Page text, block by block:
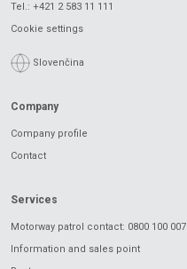
Tel.: +421 2 583 11 111
Cookie settings
Slovenčina
Company
Company profile
Contact
Services
Motorway patrol contact: 0800 100 007
Information and sales point